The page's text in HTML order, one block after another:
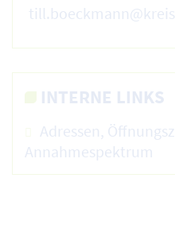
INTERNE LINKS
Adressen,
Annahmespektrum